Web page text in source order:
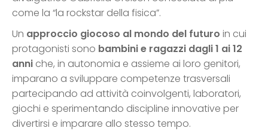
come la “la rockstar della fisica”.
Un approccio giocoso al mondo del futuro in cui
protagonisti sono bambini e ragazzi dagli 1 ai 12
anni che, in autonomia e assieme ai loro genitori,
imparano a sviluppare competenze trasversali
partecipando ad attività coinvolgenti, laboratori,
giochi e sperimentando discipline innovative per
divertirsi e imparare allo stesso tempo.